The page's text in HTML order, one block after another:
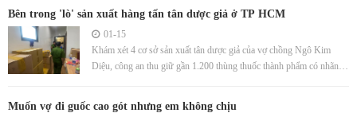
Bên trong 'lò' sản xuất hàng tấn tân dược giả ở TP HCM
01-15
Khám xét 4 cơ sở sản xuất tân dược giả của vợ chồng Ngô Kim
Diệu, công an thu giữ gần 1.200 thùng thuốc thành phẩm có nhãn
Muốn vợ đi guốc cao gót nhưng em không chịu